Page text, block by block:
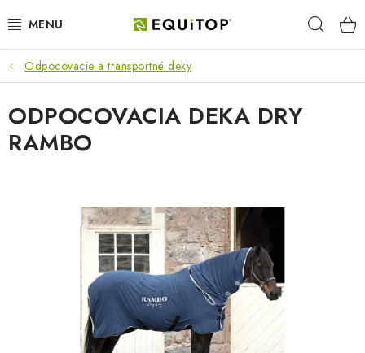
na
JAZDEC
KÔŇ
PONY
DARČEKOVÉ POUKAZY
Odpocovacie a transportné deky
ODPOCOVACIA DEKA DRY
RAMBO